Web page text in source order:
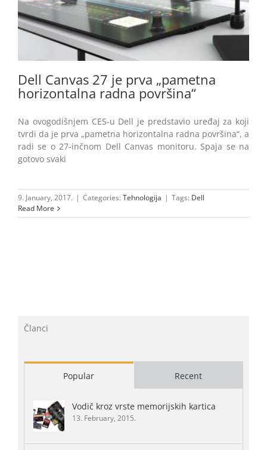
Dell Canvas 27 je prva „pametna
horizontalna radna površina“
Na ovogodišnjem CES-u Dell je predstavio uređaj za koji
tvrdi da je prva „pametna horizontalna radna površina“, a
radi se o 27-inčnom Dell Canvas monitoru. Spaja se na
gotovo svaki
9. January, 2017. | Categories: Tehnologija | Tags: Dell
Read More
Članci
Popular Recent
Vodič kroz vrste memorijskih kartica
13. February, 2015.